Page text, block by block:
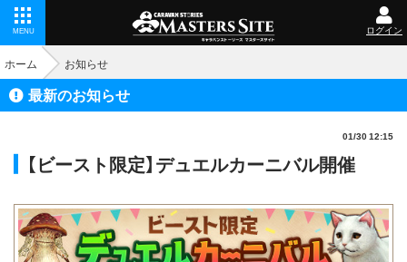
MENU ログイン
ホーム お知らせ
最新のお知らせ
01/30 12:15
【ビースト限定】デュエルカーニバル開催